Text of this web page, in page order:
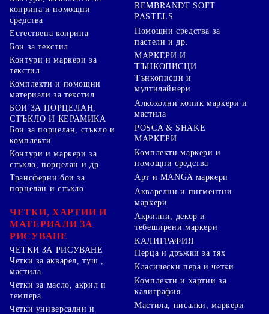
коприна и помощни
средства
Естествена коприна
Бои за текстил
Контури и маркери за
текстил
Комплекти и помощни
материали за текстил
БОИ ЗА ПОРЦЕЛАН,
СТЪКЛО И КЕРАМИКА
Бои за порцелан, стъкло и
комплекти
Контури и маркери за
стъкло, порцелан и др.
Трансферни бои за
порцелан и стъкло
ЧЕТКИ, ХАРТИИ И
МАТЕРИАЛИ ЗА
РИСУВАНЕ
ЧЕТКИ ЗА РИСУВАНЕ
Четки за акварел, туш ,
мастила
Четки за масло, акрил и
темпера
Четки универсални и
REMBRANDT SOFT
PASTELS
Помощни средства за
пастели и др.
МАРКЕРИ И
ТЪНКОПИСЦИ
Тънкописци и
мултилайнери
Алкохолни копик маркери и
мастила
POSCA & SHAKE
МАРКЕРИ
Комплекти маркери и
помощни средства
Арт и MANGA маркери
Акварелни и пигментни
маркери
Акрилни, декор и
тебеширени маркери
КАЛИГРАФИЯ
Перца и дръжки за тях
Класически пера и четки
Комплекти и хартии за
калиграфия
Мастила, писалки, маркери